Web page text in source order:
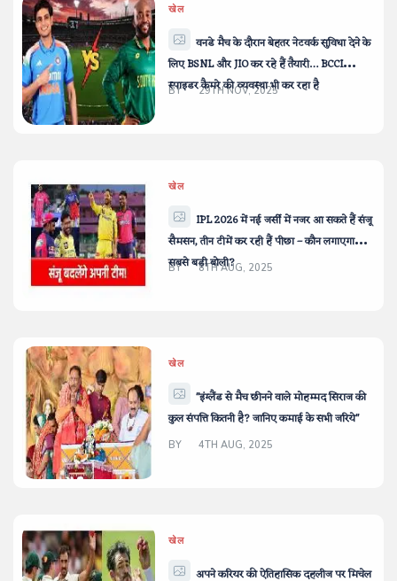
खेल
वनडे मैच के दौरान बेहतर नेटवर्क सुविधा देने के
लिए BSNL और JIO कर रहे हैं तैयारी… BCCI
स्पाइडर कैमरे की व्यवस्था भी कर रहा है
BY 29TH NOV, 2025
खेल
IPL 2026 में नई जर्सी में नजर आ सकते हैं संजू
सैमसन, तीन टीमें कर रही हैं पीछा – कौन लगाएगा
सबसे बड़ी बोली?
BY 8TH AUG, 2025
खेल
"इंग्लैंड से मैच छीनने वाले मोहम्मद सिराज की
कुल संपत्ति कितनी है? जानिए कमाई के सभी जरिये"
BY 4TH AUG, 2025
खेल
अपने करियर की ऐतिहासिक दहलीज पर मिचेल